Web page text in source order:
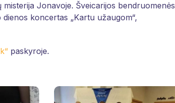
Jonavoje. Šveicarijos bendruomenės
koncertas „Kartu užaugom“,
paskyroje.